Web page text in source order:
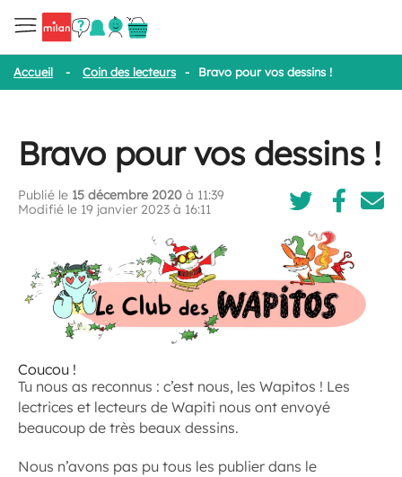
Accueil - Coin des lecteurs - Bravo pour vos dessins !
Bravo pour vos dessins !
Publié le 15 décembre 2020 à 11:39
Modifié le 19 janvier 2023 à 16:11
Coucou !
Tu nous as reconnus : c’est nous, les Wapitos ! Les
lectrices et lecteurs de Wapiti nous ont envoyé
beaucoup de très beaux dessins.
Nous n’avons pas pu tous les publier dans le